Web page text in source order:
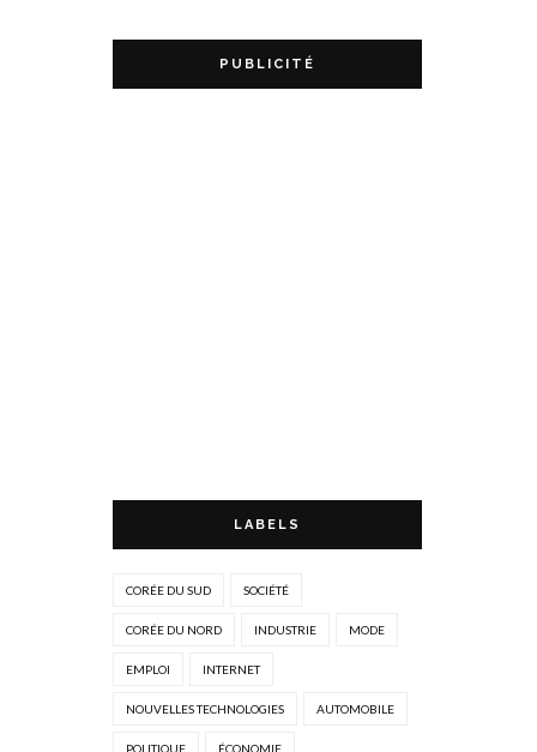
PUBLICITÉ
LABELS
CORÉE DU SUD SOCIÉTÉ
CORÉE DU NORD INDUSTRIE MODE
EMPLOI INTERNET
NOUVELLES TECHNOLOGIES AUTOMOBILE
POLITIQUE ÉCONOMIE